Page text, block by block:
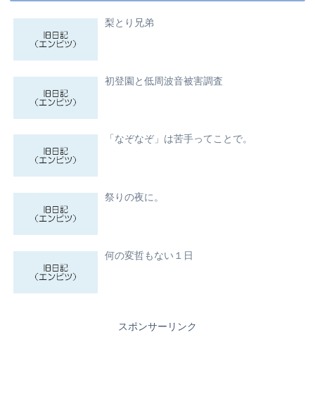
梨とり兄弟
初登園と低周波音被害調査
「なぞなぞ」は苦手ってことで。
祭りの夜に。
何の変哲もない１日
スポンサーリンク